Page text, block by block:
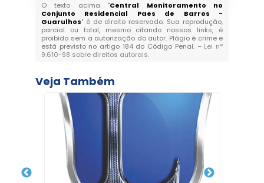
O texto acima "Central Monitoramento no
Conjunto Residencial Paes de Barros -
Guarulhos" é de direito reservado. Sua reprodução,
parcial ou total, mesmo citando nossos links, é
proibida sem a autorização do autor. Plágio é crime e
está previsto no artigo 184 do Código Penal. – Lei n°
9.610-98 sobre direitos autorais.
Veja Também